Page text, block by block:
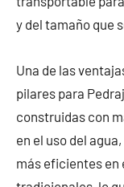
y del tamaño que
Una de las
pilares para
construidas con
en el uso del
más eficientes en